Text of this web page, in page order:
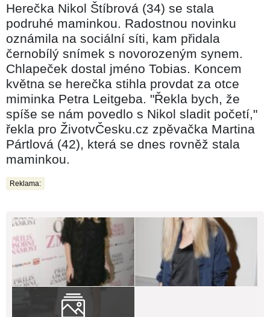
Herečka Nikol Štíbrová (34) se stala
podruhé maminkou. Radostnou novinku
oznámila na sociální síti, kam přidala
černobílý snímek s novorozeným synem.
Chlapeček dostal jméno Tobias. Koncem
května se herečka stihla provdat za otce
miminka Petra Leitgeba. "Řekla bych, že
spíše se nám povedlo s Nikol sladit početí,"
řekla pro ŽivotvČesku.cz zpěvačka Martina
Pártlová (42), která se dnes rovněž stala
maminkou.
Reklama: